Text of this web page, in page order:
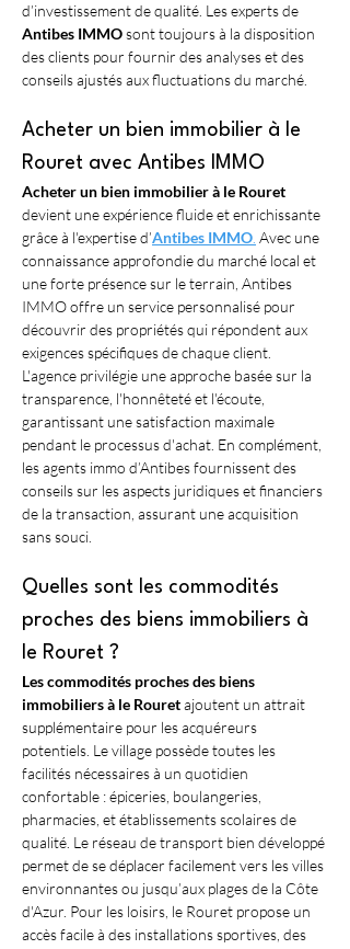
d’investissement de qualité. Les experts de
Antibes IMMO sont toujours à la disposition
des clients pour fournir des analyses et des
conseils ajustés aux fluctuations du marché.
Acheter un bien immobilier à le
Rouret avec Antibes IMMO
Acheter un bien immobilier à le Rouret
devient une expérience fluide et enrichissante
grâce à l'expertise d’Antibes IMMO Avec une
connaissance approfondie du marché local et
une forte présence sur le terrain, Antibes
IMMO offre un service personnalisé pour
découvrir des propriétés qui répondent aux
exigences spécifiques de chaque client.
L'agence privilégie une approche basée sur la
transparence, l'honnêteté et l'écoute,
garantissant une satisfaction maximale
pendant le processus d'achat. En complément,
les agents immo d’Antibes fournissent des
conseils sur les aspects juridiques et financiers
de la transaction, assurant une acquisition
sans souci.
Quelles sont les commodités
proches des biens immobiliers à
le Rouret ?
Les commodités proches des biens
immobiliers à le Rouret ajoutent un attrait
supplémentaire pour les acquéreurs
potentiels. Le village possède toutes les
facilités nécessaires à un quotidien
confortable : épiceries, boulangeries,
pharmacies, et établissements scolaires de
qualité. Le réseau de transport bien développé
permet de se déplacer facilement vers les villes
environnantes ou jusqu’aux plages de la Côte
d'Azur. Pour les loisirs, le Rouret propose un
accès facile à des installations sportives, des